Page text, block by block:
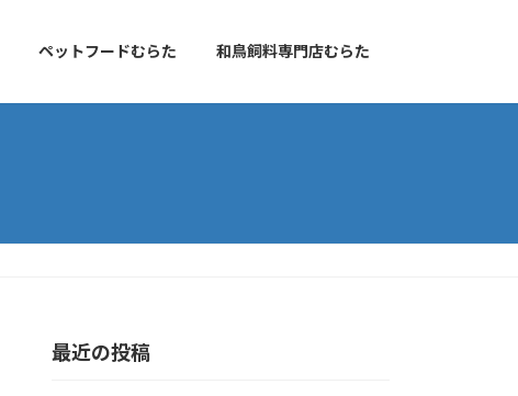
ペットフードむらた 和鳥飼料専門店むらた
最近の投稿